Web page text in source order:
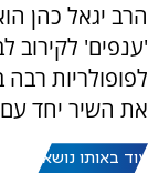
הרב יגאל כהן
'ענפים' לקירוב
לפופולריות
את השיר יחד עם
עוד באותו נושא: